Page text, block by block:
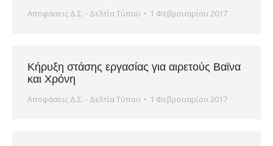
Αποφάσεις Δ.Σ. - Δελτία Τύπου 1 Φεβρουαρίου 2017
Κήρυξη στάσης εργασίας για αιρετούς Βαϊνα
και Χρόνη
Αποφάσεις Δ.Σ. - Δελτία Τύπου 1 Φεβρουαρίου 2017